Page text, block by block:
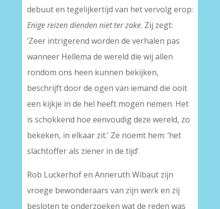
debuut en tegelijkertijd van het vervolg erop:
Enige reizen dienden niet ter zake. Zij zegt:
‘Zeer intrigerend worden de verhalen pas
wanneer Hellema de wereld die wij allen
rondom ons heen kunnen bekijken,
beschrijft door de ogen van iemand die ooit
een kijkje in de hel heeft mogen nemen. Het
is schokkend hoe eenvoudig deze wereld, zo
bekeken, in elkaar zit.’ Ze noemt hem: ‘het
slachtoffer als ziener in de tijd’.
Rob Luckerhof en Anneruth Wibaut zijn
vroege bewonderaars van zijn werk en zij
besloten te onderzoeken wat de reden was